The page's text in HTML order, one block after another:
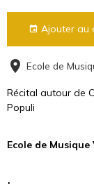
Ajouter au
Ecole de
Récital autour de
Populi
Ecole de